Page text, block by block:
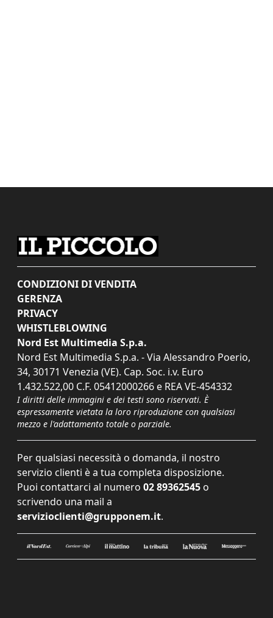
CONDIZIONI DI VENDITA
GERENZA
PRIVACY
WHISTLEBLOWING
Nord Est Multimedia S.p.a.
Nord Est Multimedia S.p.a. - Via Alessandro Poerio,
34, 30171 Venezia (VE). Cap. Soc. i.v. Euro
1.432.522,00 C.F. 05412000266 e REA VE-454332
I diritti delle immagini e dei testi sono riservati. È
espressamente vietata la loro riproduzione con qualsiasi
mezzo e l'adattamento totale o parziale.
Per qualsiasi necessità o domanda, il nostro
servizio clienti è a tua completa disposizione.
Puoi contattarci al numero 02 89362545 o
scrivendo una mail a
servizioclienti@grupponem.it.